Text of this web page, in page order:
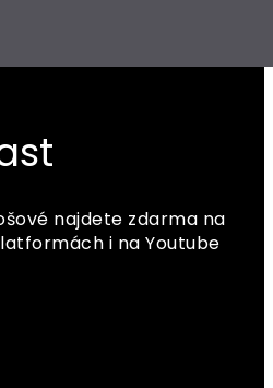
najdete zdarma na
i na Youtube